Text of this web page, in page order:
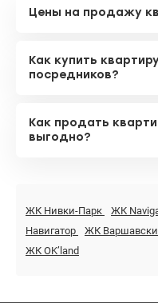
Цены на продажу
Как купить
посредников?
Как продать
выгодно?
ЖК Нивки-Парк ЖК
Навигатор
ЖК
ЖК OK’land